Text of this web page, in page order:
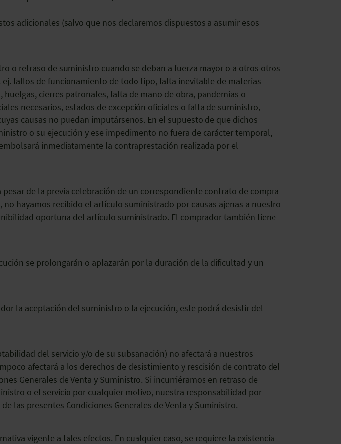
adicionales (salvo que nos declaremos dispuestos a asumir esos
o retraso de suministro cuando se deban a fuerza mayor o a otros otros
fallos de funcionamiento de todo tipo, falta inevitable de materias
cierres patronales, falta de mano de obra, pandemias o
necesarios, estados de excepción oficiales o falta de suministro,
causas no puedan imputársenos. En el supuesto de que dichos
o su ejecución y ese impedimento no fuera de carácter temporal,
inmediatamente la contraprestación realizada por el
de la previa celebración de un correspondiente contrato de compra
hayamos recibido el artículo suministrado por causas ajenas a nuestro
oportuna del artículo suministrado. El comprador también tiene
se prolongarán o aplazarán por la duración de la dificultad y un
la aceptación del suministro o la ejecución, este podrá desistir del
del servicio y/o de su subsanación) no afectará a nuestros
afectará a los derechos de desistimiento y rescisión de contrato del
Generales de Venta y Suministro. Si incurriéramos en retraso de
o el servicio por cualquier motivo, nuestra responsabilidad por
las presentes Condiciones Generales de Venta y Suministro.
vigente a tales efectos. En cualquier caso, se requiere la existencia